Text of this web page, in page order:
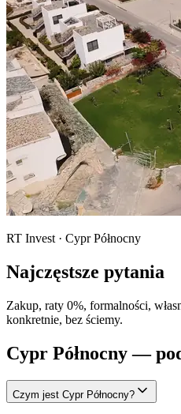
RT Invest · Cypr Północny
Najczęstsze pytania
Zakup, raty 0%, formalności,
konkretnie, bez ściemy.
Cypr Północny —
Czym jest Cypr Północny?